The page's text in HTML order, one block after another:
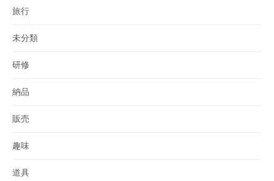
旅行
未分類
研修
納品
販売
趣味
道具